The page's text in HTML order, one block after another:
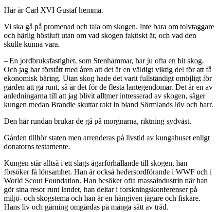
Här är Carl XVI Gustaf hemma.
Vi ska gå på promenad och tala om skogen. Inte bara om tolvtaggare
och härlig höstluft utan om vad skogen faktiskt är, och vad den
skulle kunna vara.
– En jordbruksfastighet, som Stenhammar, har ju ofta en bit skog.
Och jag har förstått med åren att det är en väldigt viktig del för att få
ekonomisk bäring. Utan skog hade det varit fullständigt omöjligt för
gården att gå runt, så är det för de flesta lantegendomar. Det är en av
anledningarna till att jag blivit alltmer intresserad av skogen, säger
kungen medan Brandie skuttar rakt in bland Sörmlands löv och barr.
Den här rundan brukar de gå på morgnarna, riktning sydväst.
Gården tillhör staten men arrenderas på livstid av kungahuset enligt
donatorns testamente.
Kungen står alltså i ett slags ägarförhållande till skogen, han
försöker få lönsamhet. Han är också hedersordförande i WWF och i
World Scout Foundation. Han besöker ofta massaindustrin när han
gör sina resor runt landet, han deltar i forskningskonferenser på
miljö- och skogstema och han är en hängiven jägare och fiskare.
Hans liv och gärning omgärdas på många sätt av träd.